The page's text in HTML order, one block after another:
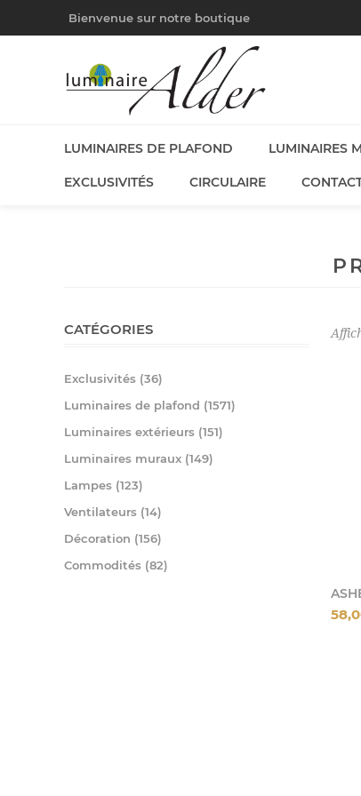
Bienvenue sur notre boutique
LUMINAIRES DE PLAFOND LUMINAIRES
EXCLUSIVITÉS CIRCULAIRE
CATÉGORIES
Exclusivités (36)
Luminaires de plafond (1571)
Luminaires extérieurs (151)
Luminaires muraux (149)
Lampes (123)
Ventilateurs (14)
Décoration (156)
Commodités (82)